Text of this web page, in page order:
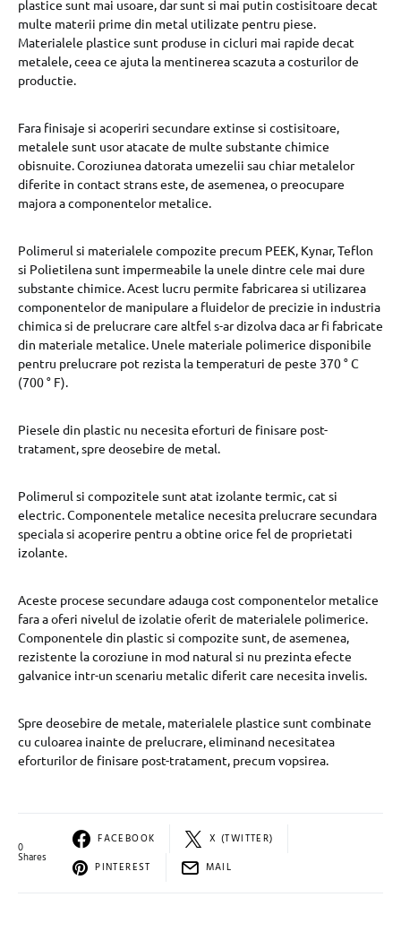
plastice sunt mai usoare, dar sunt si mai putin costisitoare decat
multe materii prime din metal utilizate pentru piese.
Materialele plastice sunt produse in cicluri mai rapide decat
metalele, ceea ce ajuta la mentinerea scazuta a costurilor de
productie.
Fara finisaje si acoperiri secundare extinse si costisitoare,
metalele sunt usor atacate de multe substante chimice
obisnuite. Coroziunea datorata umezelii sau chiar metalelor
diferite in contact strans este, de asemenea, o preocupare
majora a componentelor metalice.
Polimerul si materialele compozite precum PEEK, Kynar, Teflon
si Polietilena sunt impermeabile la unele dintre cele mai dure
substante chimice. Acest lucru permite fabricarea si utilizarea
componentelor de manipulare a fluidelor de precizie in industria
chimica si de prelucrare care altfel s-ar dizolva daca ar fi fabricate
din materiale metalice. Unele materiale polimerice disponibile
pentru prelucrare pot rezista la temperaturi de peste 370 ° C
(700 ° F).
Piesele din plastic nu necesita eforturi de finisare post-
tratament, spre deosebire de metal.
Polimerul si compozitele sunt atat izolante termic, cat si
electric. Componentele metalice necesita prelucrare secundara
speciala si acoperire pentru a obtine orice fel de proprietati
izolante.
Aceste procese secundare adauga cost componentelor metalice
fara a oferi nivelul de izolatie oferit de materialele polimerice.
Componentele din plastic si compozite sunt, de asemenea,
rezistente la coroziune in mod natural si nu prezinta efecte
galvanice intr-un scenariu metalic diferit care necesita invelis.
Spre deosebire de metale, materialele plastice sunt combinate
cu culoarea inainte de prelucrare, eliminand necesitatea
eforturilor de finisare post-tratament, precum vopsirea.
0
Shares
FACEBOOK
X (TWITTER)
PINTEREST
MAIL